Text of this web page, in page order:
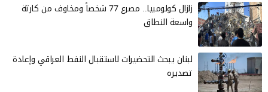
زلزال كولومبيا.. مصرع 77 شخصاً ومخاوف من كارثة
واسعة النطاق
لبنان يبحث التحضيرات لاستقبال النفط العراقي وإعادة
تصديره